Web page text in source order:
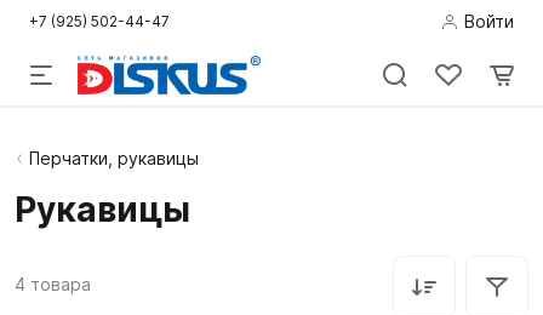
+7 (925) 502-44-47 Войти
Подводная
Снорклинг /
Перчатки, рукавицы
Рукавицы
4 товара